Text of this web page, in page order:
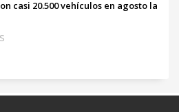
casi 20.500 vehículos en agosto la